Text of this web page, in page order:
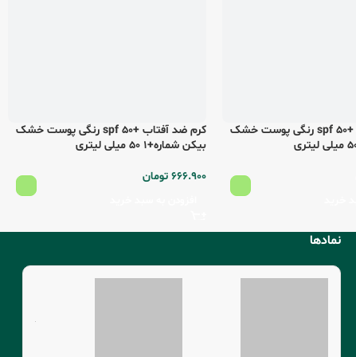
کرم ضد آفتاب +spf 50 رنگی پوست خشک
کرم ضد آفتاب +spf 50 رنگی پوست خشک
بیکن شماره+1 50 میلی لیتری
666.900 تومان
نمادها